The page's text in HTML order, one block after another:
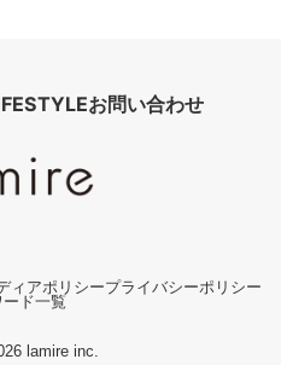
お問い合わせ
ィアポリシープライバシーポリシー
ード一覧
lamire inc.